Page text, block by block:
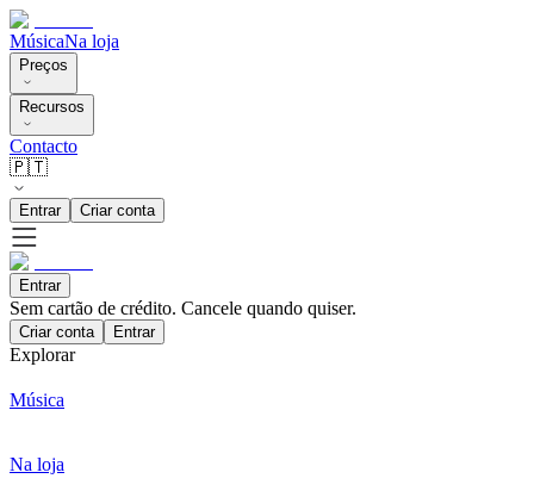
MúsicaNa loja
Preços
Recursos
Contacto
🇵🇹
Entrar Criar conta
Entrar
Sem cartão de crédito. Cancele quando quiser.
Criar conta Entrar
Explorar
Música
Na loja